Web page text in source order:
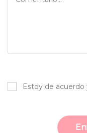
Estoy de acuerdo